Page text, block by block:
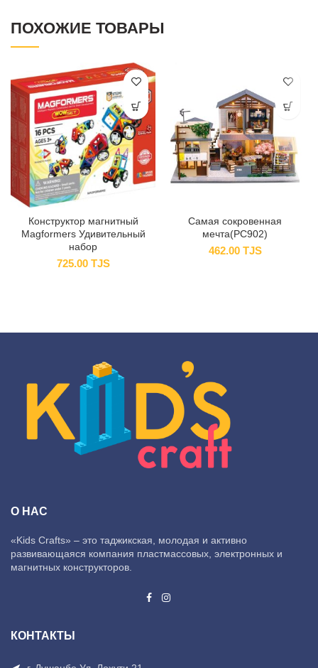
ПОХОЖИЕ ТОВАРЫ
Конструктор магнитный
Magformers Удивительный
набор
725.00 TJS
Самая сокровенная
мечта(PC902)
462.00 TJS
О НАС
«Kids Crafts» – это таджикская, молодая и активно
развивающаяся компания пластмассовых, электронных и
магнитных конструкторов.
КОНТАКТЫ